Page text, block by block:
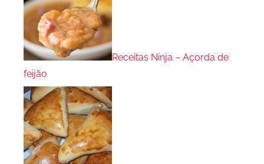
Receitas Ninja – Açorda de
feijão